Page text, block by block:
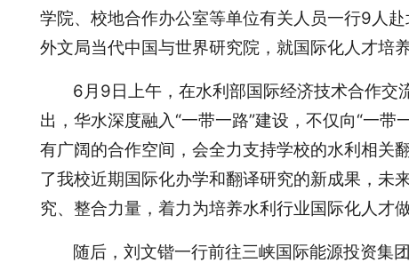
学院、校地合作办公室等单位有关人员一行9人
外文局当代中国与世界研究院，就国际化人才培
6月9日上午，在水利部国际经济技术合作交
出，华水深度融入“一带一路”建设，不仅向“一
有广阔的合作空间，会全力支持学校的水利相关
了我校近期国际化办学和翻译研究的新成果，未
究、整合力量，着力为培养水利行业国际化人才
随后，刘文锴一行前往三峡国际能源投资集